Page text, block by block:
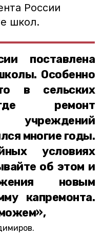
России
школ.
поставлена
Особенно
в сельских
ремонт
учреждений
многие годы.
условиях
об этом и
новым
капремонта.